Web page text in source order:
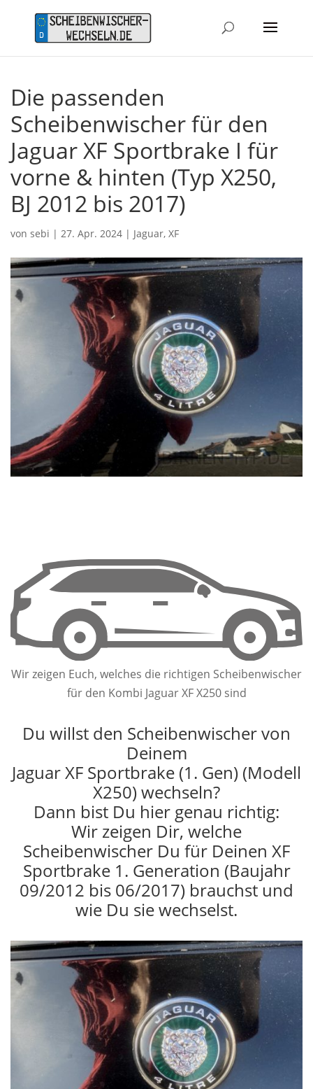
Die passenden
Scheibenwischer für den
Jaguar XF Sportbrake I für
vorne & hinten (Typ X250,
BJ 2012 bis 2017)
von sebi | 27. Apr. 2024 | Jaguar, XF
Wir zeigen Euch, welches die richtigen Scheibenwischer
für den Kombi Jaguar XF X250 sind
Du willst den Scheibenwischer von
Deinem
Jaguar XF Sportbrake (1. Gen) (Modell
X250) wechseln?
Dann bist Du hier genau richtig:
Wir zeigen Dir, welche
Scheibenwischer Du für Deinen XF
Sportbrake 1. Generation (Baujahr
09/2012 bis 06/2017) brauchst und
wie Du sie wechselst.